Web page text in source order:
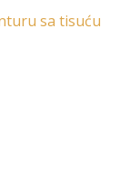
sa tisuću